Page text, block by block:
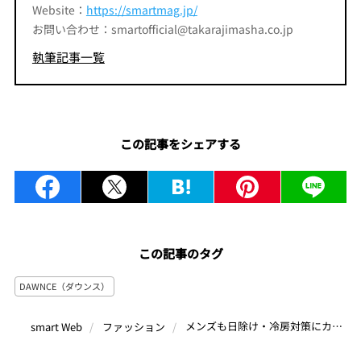
Website： https://smartmag.jp/
お問い合わせ：smartofficial@takarajimasha.co.jp
執筆記事一覧
この記事をシェアする
この記事のタグ
DAWNCE（ダウンス）
smart Web ファッション メンズも日除け・冷房対策にカーディガンが重宝！白ステッチが映えるDAWNCEのシアー新作が万能